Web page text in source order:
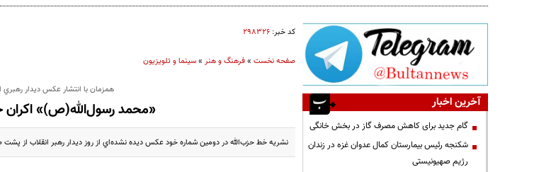
کد خبر: ۲۹۸۳۲۶
صفحه نخست»فرهنگ و هنر»سینما و تلویزیون
همزمان با انتشار عكس ديدار
«محمد رسول‌الله(ص)» اكران
نشريه خط حزب‌الله در دومين شماره خود عكس ديده نشده‌اي از روز ديدار رهبر انقلاب از
آخرین اخبار
گام جدید برای کاهش مصرف گاز در بخش خانگی
شکنجه رئیس بیمارستان کمال عدوان غزه در زندان
رژیم صهیونیستی